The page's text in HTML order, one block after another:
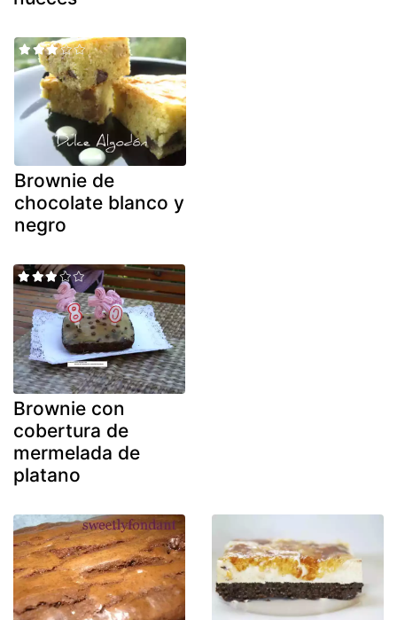
Brownie de
chocolate blanco y
negro
Brownie con
cobertura de
mermelada de
platano